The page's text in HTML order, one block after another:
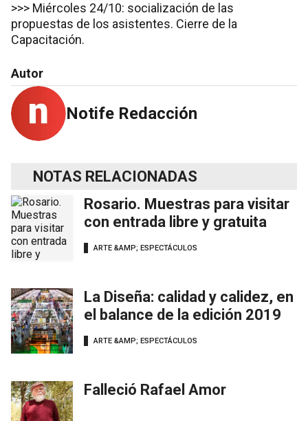
>>> Miércoles 24/10: socialización de las
propuestas de los asistentes. Cierre de la
Capacitación.
Autor
Notife Redacción
NOTAS RELACIONADAS
Rosario. Muestras para visitar
con entrada libre y gratuita
ARTE &AMP; ESPECTÁCULOS
La Diseña: calidad y calidez, en
el balance de la edición 2019
ARTE &AMP; ESPECTÁCULOS
Falleció Rafael Amor